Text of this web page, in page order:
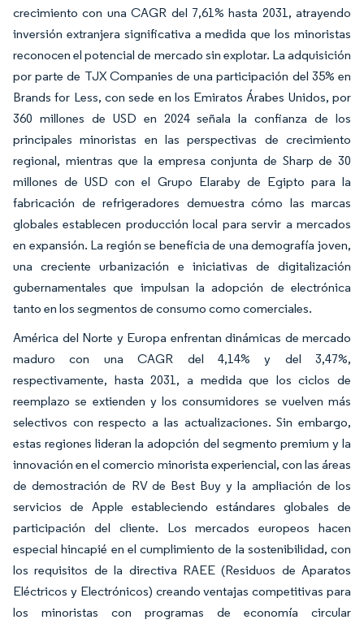
crecimiento con una CAGR del 7,61% hasta 2031, atrayendo
inversión extranjera significativa a medida que los minoristas
reconocen el potencial de mercado sin explotar. La adquisición
por parte de TJX Companies de una participación del 35% en
Brands for Less, con sede en los Emiratos Árabes Unidos, por
360 millones de USD en 2024 señala la confianza de los
principales minoristas en las perspectivas de crecimiento
regional, mientras que la empresa conjunta de Sharp de 30
millones de USD con el Grupo Elaraby de Egipto para la
fabricación de refrigeradores demuestra cómo las marcas
globales establecen producción local para servir a mercados
en expansión. La región se beneficia de una demografía joven,
una creciente urbanización e iniciativas de digitalización
gubernamentales que impulsan la adopción de electrónica
tanto en los segmentos de consumo como comerciales.
América del Norte y Europa enfrentan dinámicas de mercado
maduro con una CAGR del 4,14% y del 3,47%,
respectivamente, hasta 2031, a medida que los ciclos de
reemplazo se extienden y los consumidores se vuelven más
selectivos con respecto a las actualizaciones. Sin embargo,
estas regiones lideran la adopción del segmento premium y la
innovación en el comercio minorista experiencial, con las áreas
de demostración de RV de Best Buy y la ampliación de los
servicios de Apple estableciendo estándares globales de
participación del cliente. Los mercados europeos hacen
especial hincapié en el cumplimiento de la sostenibilidad, con
los requisitos de la directiva RAEE (Residuos de Aparatos
Eléctricos y Electrónicos) creando ventajas competitivas para
los minoristas con programas de economía circular